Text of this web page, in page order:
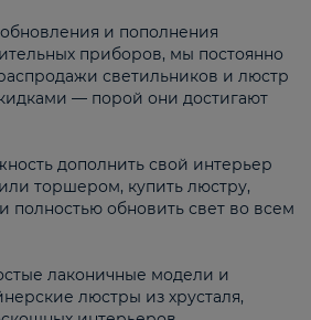
и пополнения
приборов, мы постоянно
светильников и люстр
— порой они достигают
дополнить свой интерьер
торшером, купить люстру,
полностью обновить свет во всем
лаконичные модели и
люстры из хрусталя,